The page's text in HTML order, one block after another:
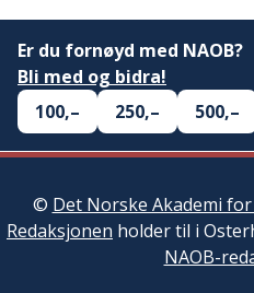
Er du fornøyd med NAOB?
Bli med og bidra!
100,–
250,– 500,–
© Det Norske Akademi
Redaksjonen holder til i
NAOB-